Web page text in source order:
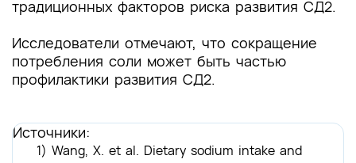
традиционных факторов риска развития СД2.
Исследователи отмечают, что сокращение
потребления соли может быть частью
профилактики развития СД2.
Источники:
1) Wang, X. et al. Dietary sodium intake and